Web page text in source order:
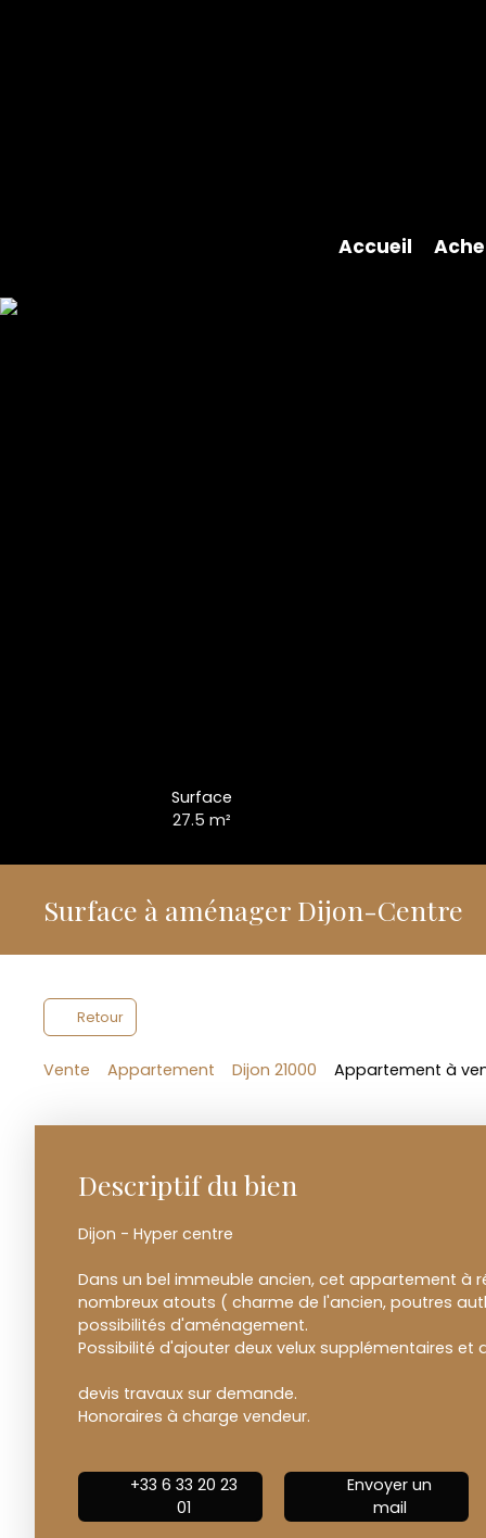
Accueil
Surface
27.5m²
Surface à aménager Dijon-Centre
Retour
Vente Appartement Dijon 21000 Appartement à
Descriptif du bien
Dijon - Hyper centre
Dans un bel immeuble ancien, cet appartement à
nombreux atouts ( charme de l'ancien, poutres
possibilités d'aménagement.
Possibilité d'ajouter deux velux supplémentaires et
devis travaux sur demande.
Honoraires à charge vendeur.
+33 6 33 20 23
01
Envoyer un
mail